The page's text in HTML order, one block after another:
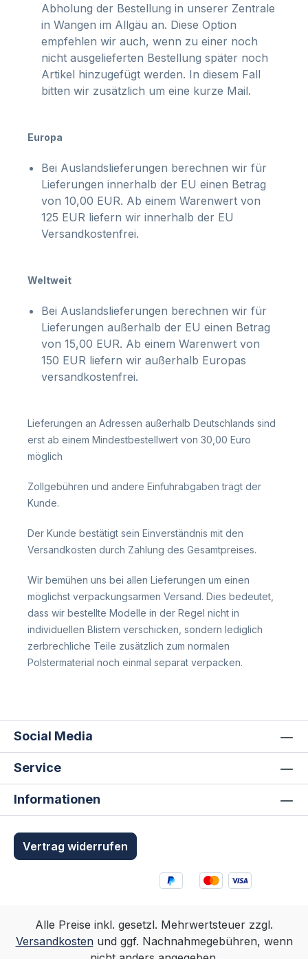
Abholung der Bestellung in unserer Zentrale
in Wangen im Allgäu an. Diese Option
empfehlen wir auch, wenn zu einer noch
nicht ausgelieferten Bestellung später noch
Artikel hinzugefügt werden. In diesem Fall
bitten wir zusätzlich um eine kurze Mail.
Europa
Bei Auslandslieferungen berechnen wir für
Lieferungen innerhalb der EU einen Betrag
von 10,00 EUR. Ab einem Warenwert von
125 EUR liefern wir innerhalb der EU
Versandkostenfrei.
Weltweit
Bei Auslandslieferungen berechnen wir für
Lieferungen außerhalb der EU einen Betrag
von 15,00 EUR. Ab einem Warenwert von
150 EUR liefern wir außerhalb Europas
versandkostenfrei.
Lieferungen an Adressen außerhalb Deutschlands sind
erst ab einem Mindestbestellwert von 30,00 Euro
möglich
Zollgebühren und andere Einfuhrabgaben trägt der
Kunde.
Der Kunde bestätigt sein Einverständnis mit den
Versandkosten durch Zahlung des Gesamtpreises.
Wir bemühen uns bei allen Lieferungen um einen
möglichst verpackungsarmen Versand. Dies bedeutet,
dass wir bestellte Modelle in der Regel nicht in
individuellen Blistern verschicken, sondern lediglich
zerbrechliche Teile zusätzlich zum normalen
Polstermaterial noch einmal separat verpacken.
Social Media
Service
Informationen
Vertrag widerrufen
Alle Preise inkl. gesetzl. Mehrwertsteuer zzgl.
Versandkostenund ggf. Nachnahmegebühren, wenn